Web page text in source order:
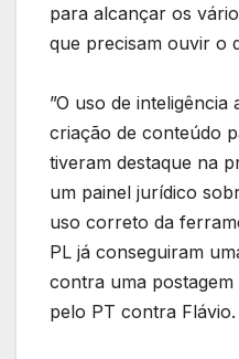
para alcançar os
que precisam ouvir o
”O uso de inteligência
criação de conteúdo
tiveram destaque na
um painel jurídico
uso correto da
PL já conseguiram
contra uma
pelo PT contra Flávio.